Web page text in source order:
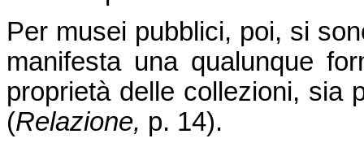
Per musei pubblici, poi, si
manifesta una qualunque
proprietà delle collezioni, sia
(Relazione, p. 14).